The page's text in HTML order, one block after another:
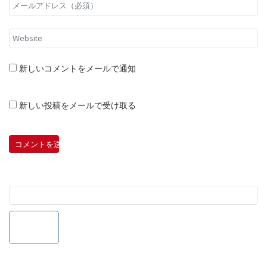
新しいコメントをメールで通知
新しい投稿をメールで受け取る